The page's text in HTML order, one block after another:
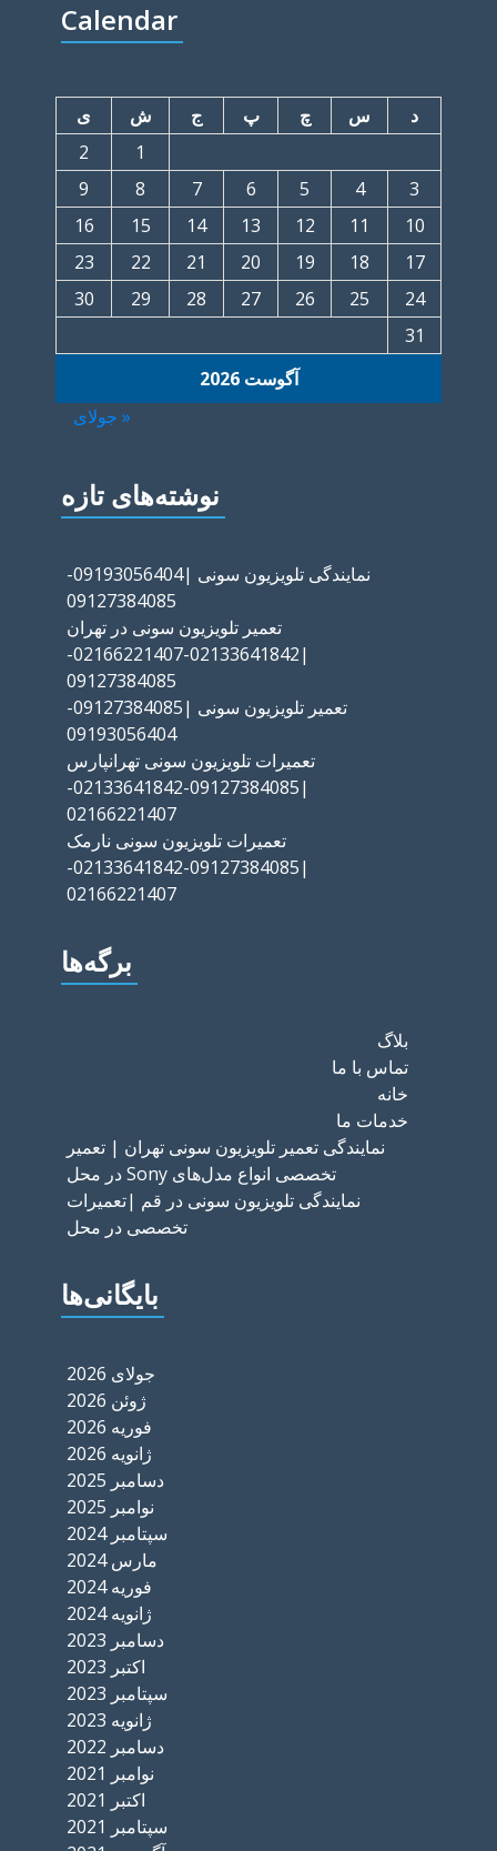
Calendar
آگوست 2026
د س چ پ ج ش
ی
1
2
3
4
5
6
7
8
9
10
11
12
13
14
15
16
17
18
19
20
21
22
23
24
25
26
27
28
29
30
31
« جولای
نوشته‌های تازه
نمایندگی تلویزیون سونی |09193056404-
09127384085
تعمیر تلویزیون سونی در تهران
|02133641842-02166221407-
09127384085
تعمیر تلویزیون سونی |09127384085-
09193056404
تعمیرات تلویزیون سونی تهرانپارس
|09127384085-02133641842-
02166221407
تعمیرات تلویزیون سونی نارمک
|09127384085-02133641842-
02166221407
برگه‌ها
بلاگ
تماس با ما
خانه
خدمات ما
نمایندگی تعمیر تلویزیون سونی تهران | تعمیر
تخصصی انواع مدل‌های Sony در محل
نمایندگی تلویزیون سونی در قم |تعمیرات
تخصصی در محل
بایگانی‌ها
جولای 2026
ژوئن 2026
فوریه 2026
ژانویه 2026
دسامبر 2025
نوامبر 2025
سپتامبر 2024
مارس 2024
فوریه 2024
ژانویه 2024
دسامبر 2023
اکتبر 2023
سپتامبر 2023
ژانویه 2023
دسامبر 2022
نوامبر 2021
اکتبر 2021
سپتامبر 2021